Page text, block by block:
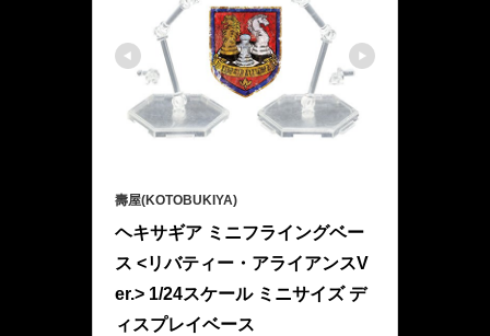
壽屋(KOTOBUKIYA)
ヘキサギア ミニフライングベー
ス <リバティー・アライアンスV
er.> 1/24スケール ミニサイズ デ
ィスプレイベース